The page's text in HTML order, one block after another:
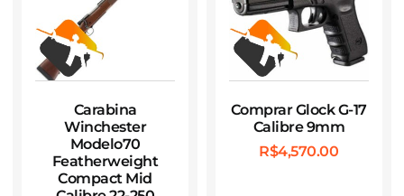
Carabina
Winchester
Modelo70
Featherweight
Compact Mid
Comprar Glock G-17
Calibre 9mm
R$4,570.00